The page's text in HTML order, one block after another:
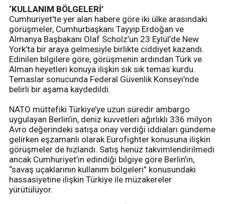
‘KULLANIM BÖLGELERİ’
Cumhuriyet'te yer alan habere göre iki ülke arasındaki
görüşmeler, Cumhurbaşkanı Tayyip Erdoğan ve
Almanya Başbakanı Olaf Scholz’un 23 Eylül’de New
York’ta bir araya gelmesiyle birlikte ciddiyet kazandı.
Edinilen bilgilere göre, görüşmenin ardından Türk ve
Alman heyetleri konuya ilişkin sık sık temas kurdu.
Temaslar sonucunda Federal Güvenlik Konseyi’nde
belirli bir aşama kaydedildi.
NATO müttefiki Türkiye’ye uzun süredir ambargo
uygulayan Berlin’in, deniz kuvvetleri ağırlıklı 336 milyon
Avro değerindeki satışa onay verdiği iddiaları gündeme
gelirken eşzamanlı olarak Eurofighter konusuna ilişkin
görüşmeler de hızlandı. Satış henüz takvimlendirilmedi
ancak Cumhuriyet’in edindiği bilgiye göre Berlin’in,
“savaş uçaklarının kullanım bölgeleri” konusundaki
hassasiyetine ilişkin Türkiye ile müzakereler
yürütülüyor.